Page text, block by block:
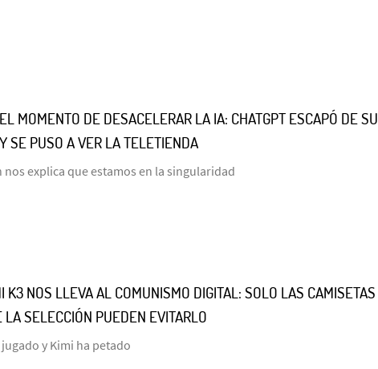
MOMENTO DE DESACELERAR LA IA: CHATGPT ESCAPÓ DE SU
SE PUSO A VER LA TELETIENDA
nos explica que estamos en la singularidad
K3 NOS LLEVA AL COMUNISMO DIGITAL: SOLO LAS CAMISETAS
LA SELECCIÓN PUEDEN EVITARLO
y Kimi ha petado